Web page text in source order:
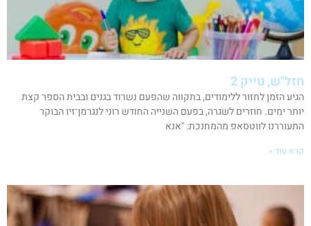
חזל"ש, טייק 2
הגיע הזמן לחזור ללימודים, בתקווה שהפעם נשרוד בגנים ובבית הספר קצת
יותר ימים. חוזרים לשגרה, בפעם השנייה החודש רוני לנגרמן־זיו הבוקר
התעוררנו לווטסאפ מהמחנכת: "אנא
קרא עוד »